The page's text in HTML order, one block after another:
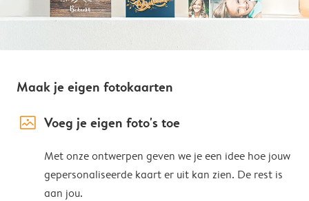
Maak je eigen fotokaarten
image_placeholder Voeg je eigen foto's toe
Met onze ontwerpen geven we je een idee hoe jouw
gepersonaliseerde kaart er uit kan zien. De rest is
aan jou.